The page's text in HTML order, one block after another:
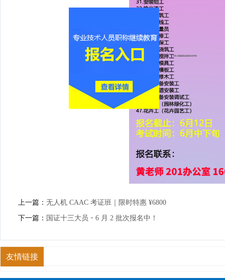
上一篇： 无人机 CAAC 考证班｜限时特惠 ¥6800
下一篇： 国证十三大员・6 月 2 批次报名中！
友情链接